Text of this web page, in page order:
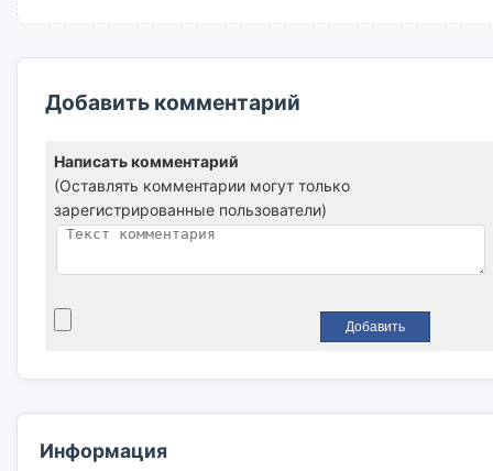
Добавить комментарий
Написать комментарий
(Оставлять комментарии могут только
зарегистрированные пользователи)
Информация